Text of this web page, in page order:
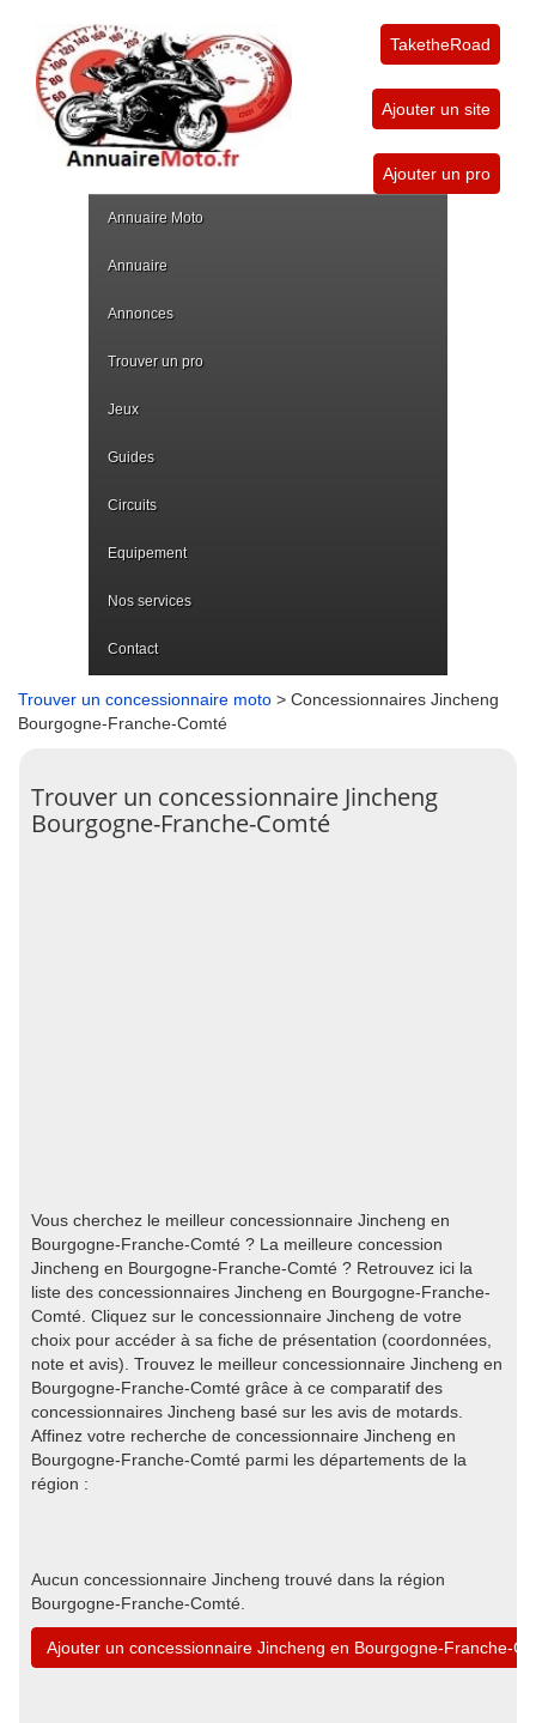
TaketheRoad
Ajouter un site
Ajouter un pro
Annuaire Moto
Annuaire
Annonces
Trouver un pro
Jeux
Guides
Circuits
Equipement
Nos services
Contact
Trouver un concessionnaire moto > Concessionnaires Jincheng
Bourgogne-Franche-Comté
Trouver un concessionnaire Jincheng
Bourgogne-Franche-Comté
Vous cherchez le meilleur concessionnaire Jincheng en
Bourgogne-Franche-Comté ? La meilleure concession
Jincheng en Bourgogne-Franche-Comté ? Retrouvez ici la
liste des concessionnaires Jincheng en Bourgogne-Franche-
Comté. Cliquez sur le concessionnaire Jincheng de votre
choix pour accéder à sa fiche de présentation (coordonnées,
note et avis). Trouvez le meilleur concessionnaire Jincheng en
Bourgogne-Franche-Comté grâce à ce comparatif des
concessionnaires Jincheng basé sur les avis de motards.
Affinez votre recherche de concessionnaire Jincheng en
Bourgogne-Franche-Comté parmi les départements de la
région :
Aucun concessionnaire Jincheng trouvé dans la région
Bourgogne-Franche-Comté.
Ajouter un concessionnaire Jincheng en Bourgogne-Franche-